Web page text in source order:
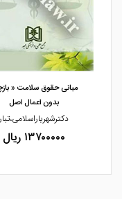
مشاهده و خرید
مبانی حقوق سلامت «
بدون اعمال اصل
۱۳۷۰۰۰۰۰ ریال